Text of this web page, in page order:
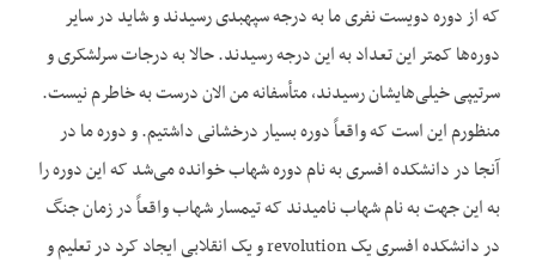
که از دوره دویست نفری ما به درجه سپهبدی رسیدند و شاید در سایر
دوره‌ها کمتر این تعداد به این درجه رسیدند. حالا به درجات سرلشکری و
سرتیپی خیلی‌هایشان رسیدند، متأسفانه من الان درست به خاطرم نیست.
منظورم این است که واقعاً دوره بسیار درخشانی داشتیم. و دوره ما در
آنجا در دانشکده افسری به نام دوره شهاب خوانده می‌شد که این دوره را
به این جهت به نام شهاب نامیدند که تیمسار شهاب واقعاً در زمان جنگ
در دانشکده افسری یک revolution و یک انقلابی ایجاد کرد در تعلیم و